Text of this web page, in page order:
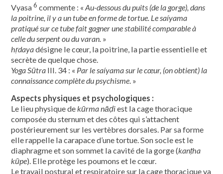
Vyasa6 commente : «Au-dessous du puits (de la gorge), dans
la poitrine, il y a un tube en forme de tortue. Le saíyama
pratiqué sur ce tube fait gagner une stabilité comparable à
celle du serpent ou du varan. »
hṛdayadésigne le cœur, la poitrine, la partie essentielle et
secrète de quelque chose.
Yoga Sūtra III. 34 : « Par le saíyama sur le cœur, (on obtient) la
connaissance complète du psychisme. »
Aspects physiques et psychologiques :
Le lieu physique dekūrma nāḍiest la cage thoracique
composée du sternum et des côtes qui s’attachent
postérieurement sur les vertèbres dorsales. Par sa forme
elle rappelle la carapace d’une tortue. Son socle est le
diaphragme et son sommet la cavité de la gorge (kanṭha
kūpe). Elle protège les poumons et le cœur.
Le travail postural et respiratoire sur la cage thoracique va